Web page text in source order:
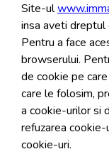
Site-ul
insa aveti dreptul
Pentru a face
browserului.
de cookie pe
care le folosim,
a cookie-urilor si
refuzarea
cookie-uri.